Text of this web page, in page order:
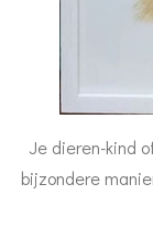
Je dieren-kind
bijzondere